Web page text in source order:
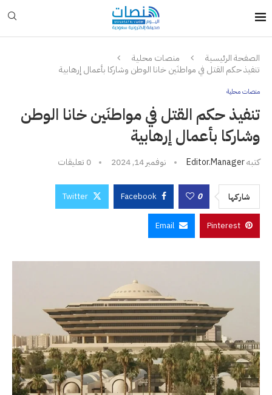
الصفحة الرئيسية
منصات محلية
تنفيذ حكم القتل في مواطنَين خانا الوطن وشاركا بأعمال إرهابية
منصات محلية
تنفيذ حكم القتل في مواطنَين خانا الوطن
وشاركا بأعمال إرهابية
كتبهEditor.manager نوفمبر 14, 2024 0 تعليقات
شاركها 0
Facebook
Twitter
Pinterest
Email